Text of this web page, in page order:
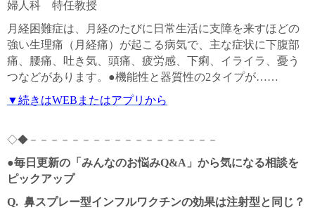
婦人科 特任教授
月経困難症は、月経のたびに日常生活に支障を来すほどの
強い生理痛（月経痛）が起こる病気で、主な症状に下腹部
痛、腰痛、吐き気、頭痛、疲労感、下痢、イライラ、憂う
つなどがあります。●機能性と器質性の2タイプが……
▼続きはWEBまたはアプリから
◇◆－－－－－－－－－－－－－－－－－－
●毎日更新の「みんなのお悩みQ&A」から気になる相談を
ピックアップ
Q. 鼻スプレー型インフルワクチンの効果は注射型と同じ？